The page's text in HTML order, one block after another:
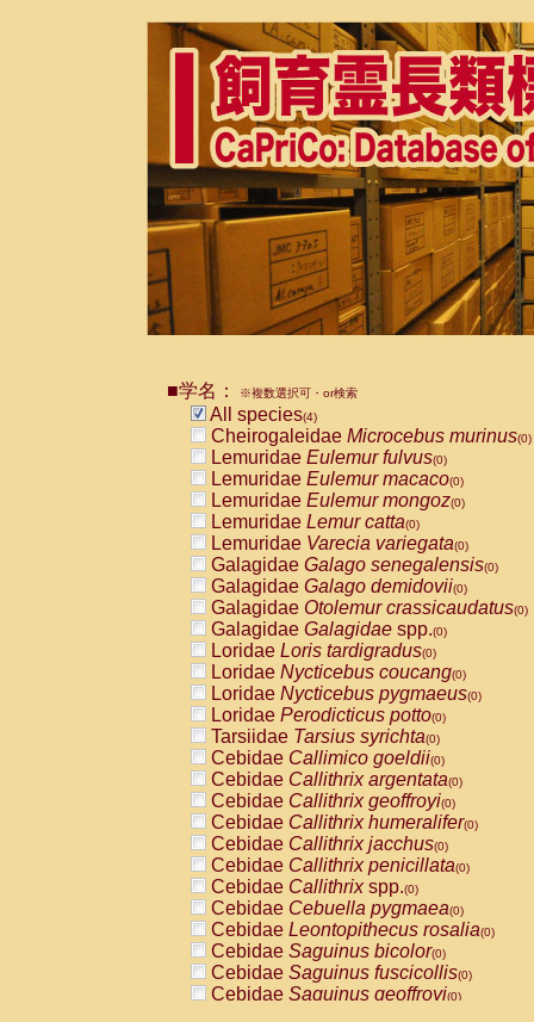
■学名： ※複数選択可・or検索
All species(4)
Cheirogaleidae Microcebus murinus(0)
Lemuridae Eulemur fulvus(0)
Lemuridae Eulemur macaco(0)
Lemuridae Eulemur mongoz(0)
Lemuridae Lemur catta(0)
Lemuridae Varecia variegata(0)
Galagidae Galago senegalensis(0)
Galagidae Galago demidovii(0)
Galagidae Otolemur crassicaudatus(0)
Galagidae Galagidae spp.(0)
Loridae Loris tardigradus(0)
Loridae Nycticebus coucang(0)
Loridae Nycticebus pygmaeus(0)
Loridae Perodicticus potto(0)
Tarsiidae Tarsius syrichta(0)
Cebidae Callimico goeldii(0)
Cebidae Callithrix argentata(0)
Cebidae Callithrix geoffroyi(0)
Cebidae Callithrix humeralifer(0)
Cebidae Callithrix jacchus(0)
Cebidae Callithrix penicillata(0)
Cebidae Callithrixspp.(0)
Cebidae Cebuella pygmaea(0)
Cebidae Leontopithecus rosalia(0)
Cebidae Saguinus bicolor(0)
Cebidae Saguinus fuscicollis(0)
Cebidae Saguinus geoffroyi(0)